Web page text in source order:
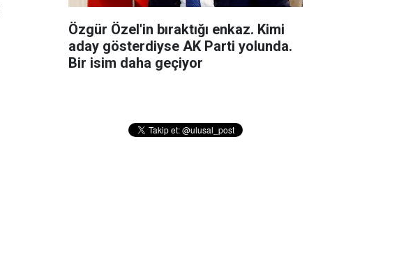
Özgür Özel'in bıraktığı enkaz. Kimi
aday gösterdiyse AK Parti yolunda.
Bir isim daha geçiyor